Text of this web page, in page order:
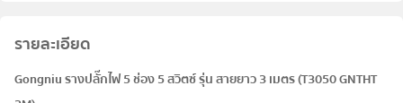
รายละเอียด
Gongniu รางปลั๊กไฟ 5 ช่อง 5 สวิตซ์ รุ่น สายยาว 3 เมตร (T3050 GNTHT